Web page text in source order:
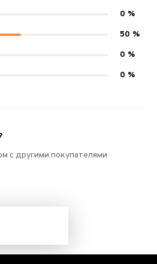
0 %
50 %
0 %
0 %
с другими покупателями